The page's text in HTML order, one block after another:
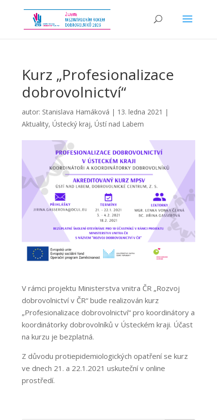
Kurz „Profesionalizace
dobrovolnictví“
autor: Stanislava Hamáková | 13. ledna 2021 |
Aktuality, Ústecký kraj, Ústí nad Labem
V rámci projektu Ministerstva vnitra ČR „Rozvoj
dobrovolnictví v ČR“ bude realizován kurz
„Profesionalizace dobrovolnictví“ pro koordinátory a
koordinátorky dobrovolníků v Ústeckém kraji. Účast
na kurzu je bezplatná.
Z důvodu protiepidemiologických opatření se kurz
ve dnech 21. a 22.1.2021 uskuteční v online
prostředí.